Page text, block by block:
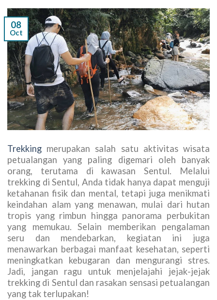
08
Oct
Trekking merupakan salah satu aktivitas wisata
petualangan yang paling digemari oleh banyak
orang, terutama di kawasan Sentul. Melalui
trekking di Sentul, Anda tidak hanya dapat menguji
ketahanan fisik dan mental, tetapi juga menikmati
keindahan alam yang menawan, mulai dari hutan
tropis yang rimbun hingga panorama perbukitan
yang memukau. Selain memberikan pengalaman
seru dan mendebarkan, kegiatan ini juga
menawarkan berbagai manfaat kesehatan, seperti
meningkatkan kebugaran dan mengurangi stres.
Jadi, jangan ragu untuk menjelajahi jejak-jejak
trekking di Sentul dan rasakan sensasi petualangan
yang tak terlupakan!